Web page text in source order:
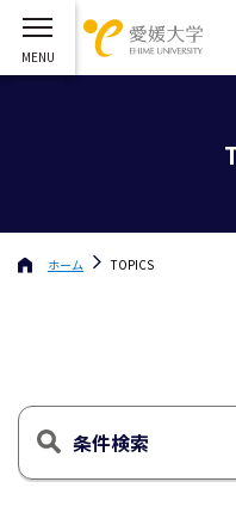
ホーム TOPICS
条件検索